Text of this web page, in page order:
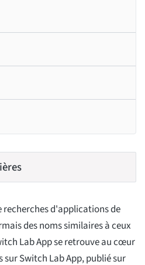
recherches d'applications de
des noms similaires à ceux
Lab App se retrouve au cœur
Switch Lab App, publié sur